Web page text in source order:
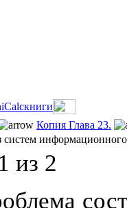
книги
Копия Глава 23.
систем
из 2